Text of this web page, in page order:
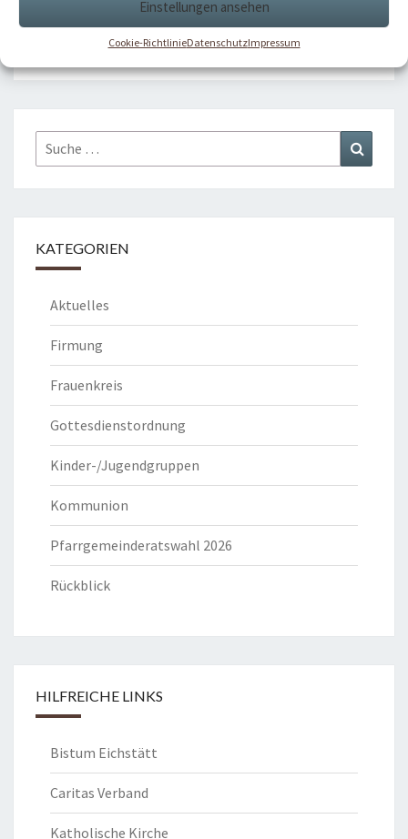
Einstellungen ansehen
Cookie-RichtlinieDatenschutzImpressum
Kommentare sind geschlossen.
Suche
nach:
KATEGORIEN
Aktuelles
Firmung
Frauenkreis
Gottesdienstordnung
Kinder-/Jugendgruppen
Kommunion
Pfarrgemeinderatswahl 2026
Rückblick
HILFREICHE LINKS
Bistum Eichstätt
Caritas Verband
Katholische Kirche